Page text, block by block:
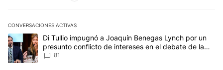
CONVERSACIONES ACTIVAS
Este listado muestra los artículos con más comentarios en los
Un artículo de tendencia con el título "Di Tullio impugnó a
Di Tullio impugnó a Joaquín Benegas Lynch por un
presunto conflicto de intereses en el debate de la
Ley de Tierras
81